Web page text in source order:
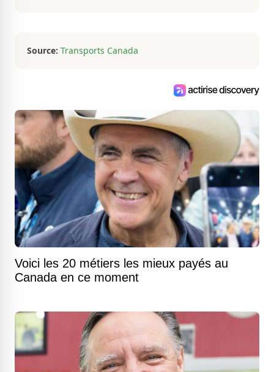
Source: Transports Canada
Voici les 20 métiers les mieux payés au
Canada en ce moment